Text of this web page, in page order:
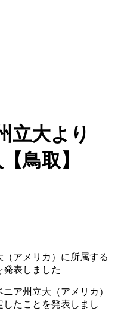
立大より
鳥取】
アメリカ）に所属する
発表しました
ア州立大（アメリカ）
たことを発表しまし